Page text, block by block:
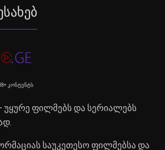
კონტენტს
— უყურე ფილმებს და სერიალებს
საუკეთესო ფილმებსა და